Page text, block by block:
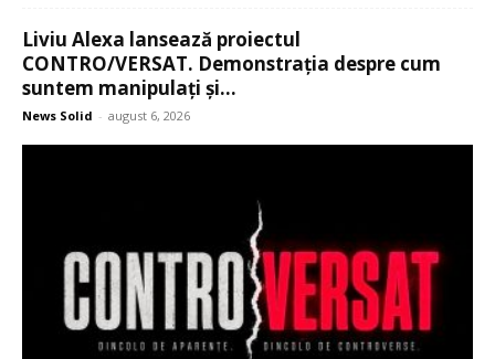
Liviu Alexa lansează proiectul
CONTRO/VERSAT. Demonstrația despre cum
suntem manipulați și...
News Solid - august 6, 2026